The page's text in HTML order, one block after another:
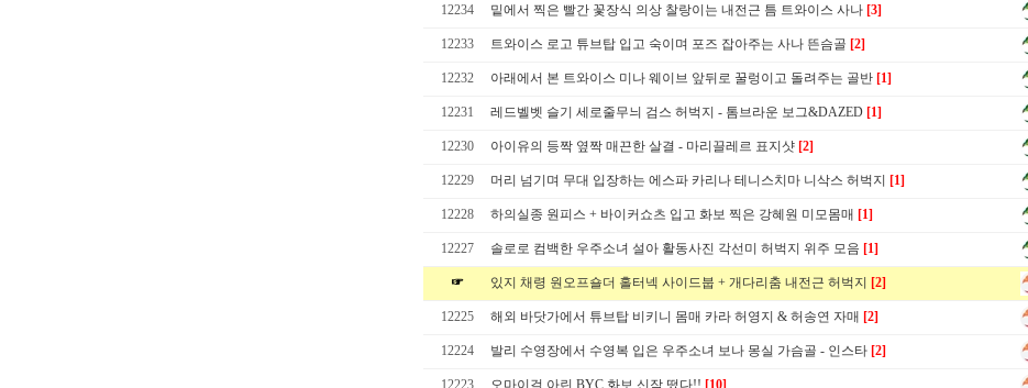
12234 밑에서 찍은 빨간 꽃장식 의상 찰랑이는 내전근 틈 트와이스 사나 [3]
12233 트와이스 로고 튜브탑 입고 숙이며 포즈 잡아주는 사나 뜬슴골 [2]
12232 아래에서 본 트와이스 미나 웨이브 앞뒤로 꿀렁이고 돌려주는 골반 [1]
12231 레드벨벳 슬기 세로줄무늬 검스 허벅지 - 톰브라운 보그&DAZED [1]
12230 아이유의 등짝 옆짝 매끈한 살결 - 마리끌레르 표지샷 [2]
12229 머리 넘기며 무대 입장하는 에스파 카리나 테니스치마 니삭스 허벅지 [1]
12228 하의실종 원피스 + 바이커쇼츠 입고 화보 찍은 강혜원 미모몸매 [1]
12227 솔로로 컴백한 우주소녀 설아 활동사진 각선미 허벅지 위주 모음 [1]
☞ 있지 채령 원오프숄더 홀터넥 사이드붑 + 개다리춤 내전근 허벅지 [2]
12225 해외 바닷가에서 튜브탑 비키니 몸매 카라 허영지 & 허송연 자매 [2]
12224 발리 수영장에서 수영복 입은 우주소녀 보나 몽실 가슴골 - 인스타 [2]
12223 오마이걸 아린 BYC 화보 신작 떴다!! [10]